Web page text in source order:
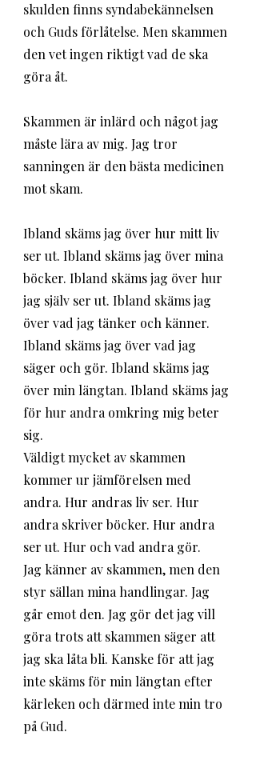
skulden finns syndabekännelsen
och Guds förlåtelse. Men skammen
den vet ingen riktigt vad de ska
göra åt.
Skammen är inlärd och något jag
måste lära av mig. Jag tror
sanningen är den bästa medicinen
mot skam.
Ibland skäms jag över hur mitt liv
ser ut. Ibland skäms jag över mina
böcker. Ibland skäms jag över hur
jag själv ser ut. Ibland skäms jag
över vad jag tänker och känner.
Ibland skäms jag över vad jag
säger och gör. Ibland skäms jag
över min längtan. Ibland skäms jag
för hur andra omkring mig beter
sig.
Väldigt mycket av skammen
kommer ur jämförelsen med
andra. Hur andras liv ser. Hur
andra skriver böcker. Hur andra
ser ut. Hur och vad andra gör.
Jag känner av skammen, men den
styr sällan mina handlingar. Jag
går emot den. Jag gör det jag vill
göra trots att skammen säger att
jag ska låta bli. Kanske för att jag
inte skäms för min längtan efter
kärleken och därmed inte min tro
på Gud.